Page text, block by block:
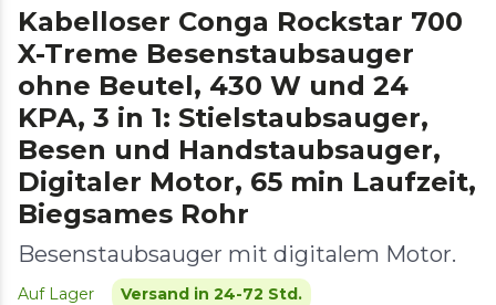
Kabelloser Conga Rockstar 700
X-Treme Besenstaubsauger
ohne Beutel, 430 W und 24
KPA, 3 in 1: Stielstaubsauger,
Besen und Handstaubsauger,
Digitaler Motor, 65 min Laufzeit,
Biegsames Rohr
Besenstaubsauger mit digitalem Motor.
Auf Lager Versand in 24-72 Std.